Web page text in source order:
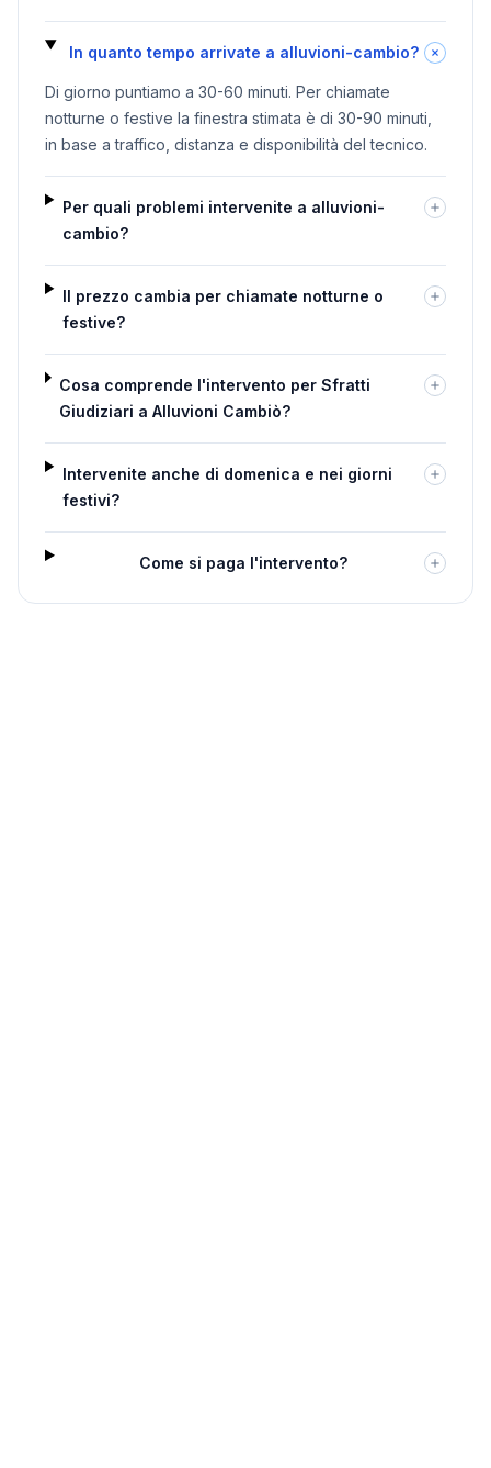
In quanto tempo arrivate a alluvioni-cambio?
Di giorno puntiamo a 30-60 minuti. Per chiamate
notturne o festive la finestra stimata è di 30-90 minuti,
in base a traffico, distanza e disponibilità del tecnico.
Per quali problemi intervenite a alluvioni-
cambio?
Il prezzo cambia per chiamate notturne o
festive?
Cosa comprende l'intervento per Sfratti
Giudiziari a Alluvioni Cambiò?
Intervenite anche di domenica e nei giorni
festivi?
Come si paga l'intervento?